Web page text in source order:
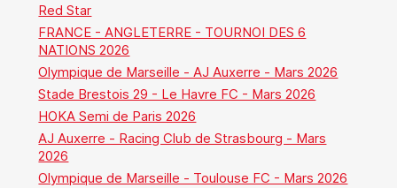
Red Star
FRANCE - ANGLETERRE - TOURNOI DES 6
NATIONS 2026
Olympique de Marseille - AJ Auxerre - Mars 2026
Stade Brestois 29 - Le Havre FC - Mars 2026
HOKA Semi de Paris 2026
AJ Auxerre - Racing Club de Strasbourg - Mars
2026
Olympique de Marseille - Toulouse FC - Mars 2026